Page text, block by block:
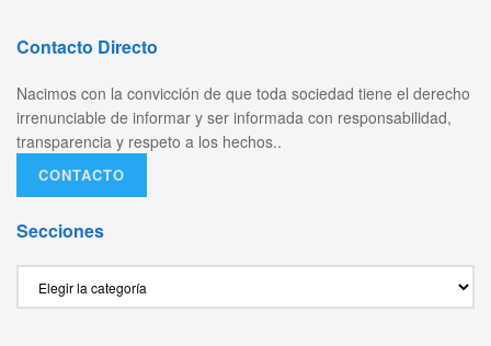
Contacto Directo
Nacimos con la convicción de que toda sociedad tiene el derecho
irrenunciable de informar y ser informada con responsabilidad,
transparencia y respeto a los hechos..
CONTACTO
Secciones